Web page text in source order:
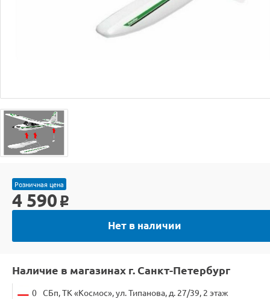
Розничная цена
4 590 o
Нет в наличии
Наличие в магазинах г. Санкт-Петербург
0 СБп, ТК «Космос», ул. Типанова, д. 27/39, 2 этаж